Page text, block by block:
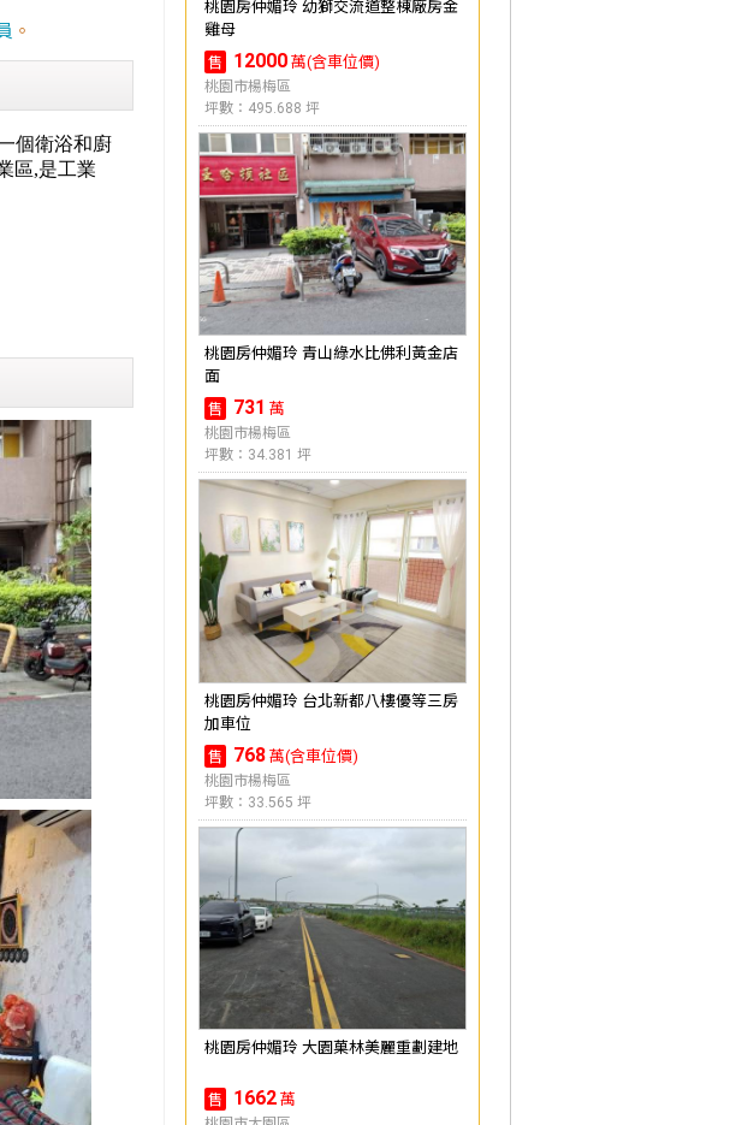
。
桃園房仲媚玲 幼獅交流道整棟廠房金
雞母
售 12000 萬(含車位價)
桃園市楊梅區
坪數：495.688 坪
桃園房仲媚玲 青山綠水比佛利黃金店
面
售 731 萬
桃園市楊梅區
坪數：34.381 坪
桃園房仲媚玲 台北新都八樓優等三房
加車位
售 768 萬(含車位價)
桃園市楊梅區
坪數：33.565 坪
桃園房仲媚玲 大園菓林美麗重劃建地
售 1662 萬